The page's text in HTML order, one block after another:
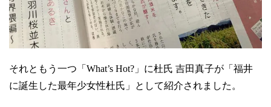
それともう一つ「What’s Hot?」に杜氏 吉田真子が「福井
に誕生した最年少女性杜氏」として紹介されました。